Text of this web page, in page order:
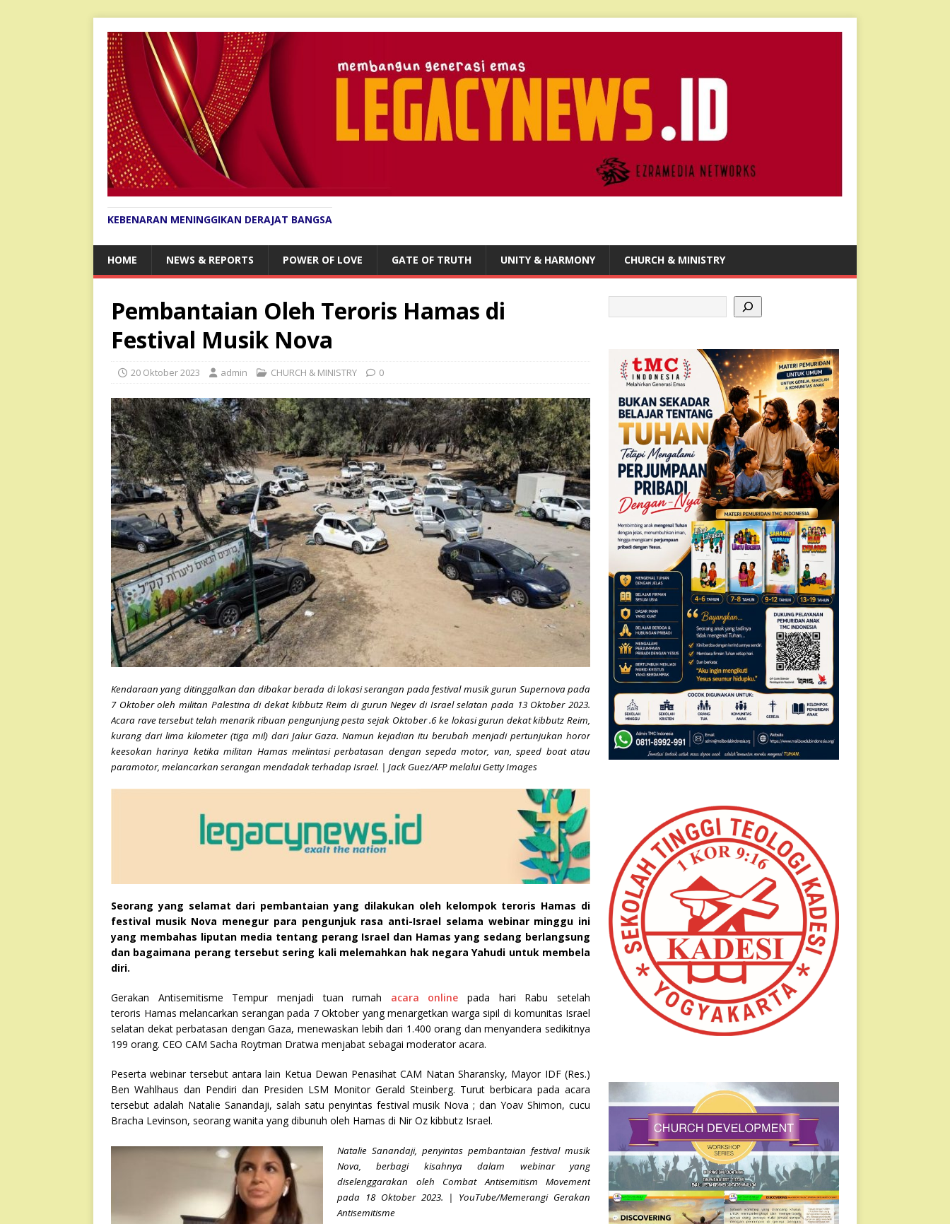
KEBENARAN MENINGGIKAN DERAJAT BANGSA
HOME NEWS & REPORTS POWER OF LOVE GATE OF TRUTH UNITY & HARMONY CHURCH & MINISTRY
Pembantaian Oleh Teroris Hamas di
Festival Musik Nova
20 Oktober 2023 admin CHURCH & MINISTRY 0
Kendaraan yang ditinggalkan dan dibakar berada di lokasi serangan pada festival musik gurun Supernova pada
7 Oktober oleh militan Palestina di dekat kibbutz Reim di gurun Negev di Israel selatan pada 13 Oktober 2023.
Acara rave tersebut telah menarik ribuan pengunjung pesta sejak Oktober .6 ke lokasi gurun dekat kibbutz Reim,
kurang dari lima kilometer (tiga mil) dari Jalur Gaza. Namun kejadian itu berubah menjadi pertunjukan horor
keesokan harinya ketika militan Hamas melintasi perbatasan dengan sepeda motor, van, speed boat atau
paramotor, melancarkan serangan mendadak terhadap Israel. | Jack Guez/AFP melalui Getty Images
Seorang yang selamat dari pembantaian yang dilakukan oleh kelompok teroris Hamas di
festival musik Nova menegur para pengunjuk rasa anti-Israel selama webinar minggu ini
yang membahas liputan media tentang perang Israel dan Hamas yang sedang berlangsung
dan bagaimana perang tersebut sering kali melemahkan hak negara Yahudi untuk membela
diri.
Gerakan Antisemitisme Tempur menjadi tuan rumah acara online pada hari Rabu setelah
teroris Hamas melancarkan serangan pada 7 Oktober yang menargetkan warga sipil di komunitas Israel
selatan dekat perbatasan dengan Gaza, menewaskan lebih dari 1.400 orang dan menyandera sedikitnya
199 orang. CEO CAM Sacha Roytman Dratwa menjabat sebagai moderator acara.
Peserta webinar tersebut antara lain Ketua Dewan Penasihat CAM Natan Sharansky, Mayor IDF (Res.)
Ben Wahlhaus dan Pendiri dan Presiden LSM Monitor Gerald Steinberg. Turut berbicara pada acara
tersebut adalah Natalie Sanandaji, salah satu penyintas festival musik Nova ; dan Yoav Shimon, cucu
Bracha Levinson, seorang wanita yang dibunuh oleh Hamas di Nir Oz kibbutz Israel.
Natalie Sanandaji, penyintas pembantaian festival musik
Nova, berbagi kisahnya dalam webinar yang
diselenggarakan oleh Combat Antisemitism Movement
pada 18 Oktober 2023. | YouTube/Memerangi Gerakan
Antisemitisme